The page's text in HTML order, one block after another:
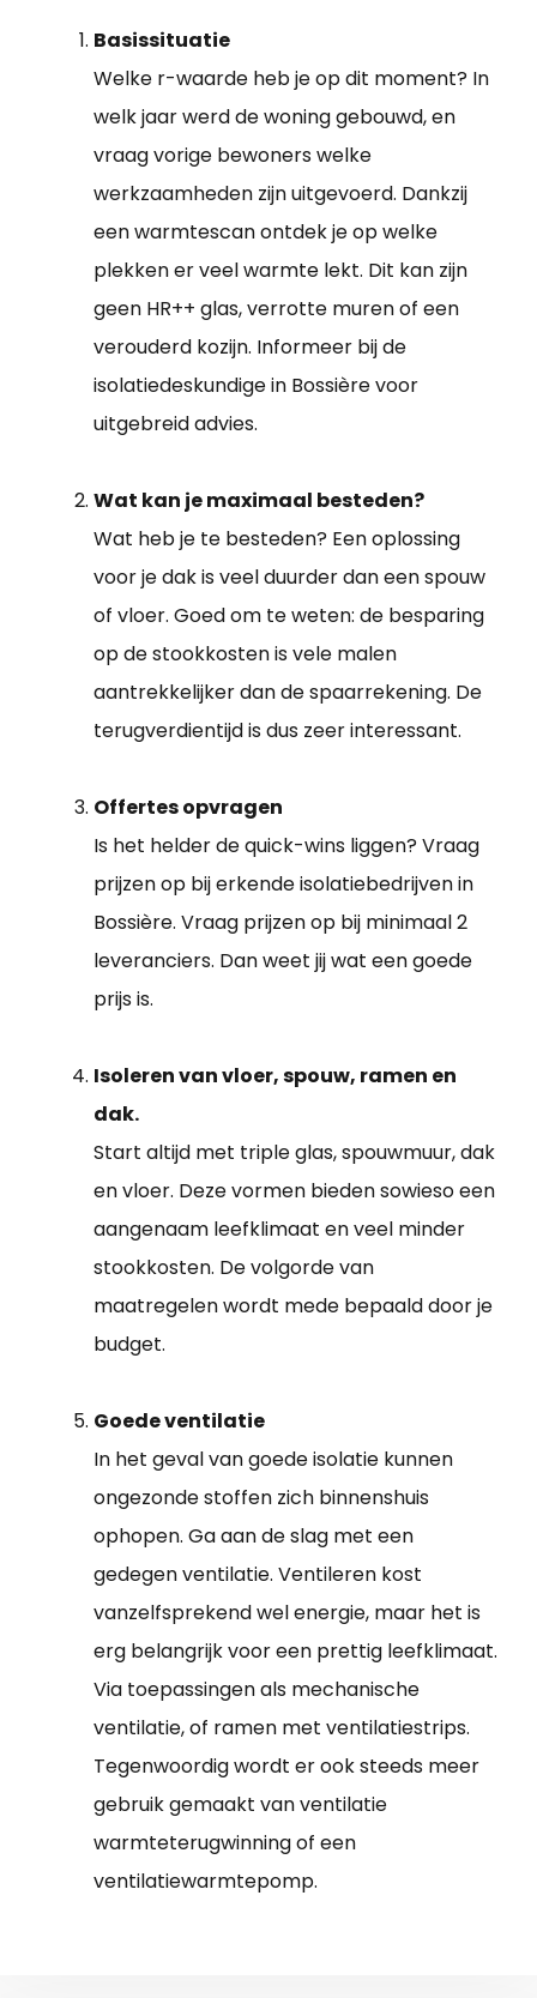
Basissituatie
Welke r-waarde heb je op dit moment? In
welk jaar werd de woning gebouwd, en
vraag vorige bewoners welke
werkzaamheden zijn uitgevoerd. Dankzij
een warmtescan ontdek je op welke
plekken er veel warmte lekt. Dit kan zijn
geen HR++ glas, verrotte muren of een
verouderd kozijn. Informeer bij de
isolatiedeskundige in Bossière voor
uitgebreid advies.
Wat kan je maximaal besteden?
Wat heb je te besteden? Een oplossing
voor je dak is veel duurder dan een spouw
of vloer. Goed om te weten: de besparing
op de stookkosten is vele malen
aantrekkelijker dan de spaarrekening. De
terugverdientijd is dus zeer interessant.
Offertes opvragen
Is het helder de quick-wins liggen? Vraag
prijzen op bij erkende isolatiebedrijven in
Bossière. Vraag prijzen op bij minimaal 2
leveranciers. Dan weet jij wat een goede
prijs is.
Isoleren van vloer, spouw, ramen en
dak.
Start altijd met triple glas, spouwmuur, dak
en vloer. Deze vormen bieden sowieso een
aangenaam leefklimaat en veel minder
stookkosten. De volgorde van
maatregelen wordt mede bepaald door je
budget.
Goede ventilatie
In het geval van goede isolatie kunnen
ongezonde stoffen zich binnenshuis
ophopen. Ga aan de slag met een
gedegen ventilatie. Ventileren kost
vanzelfsprekend wel energie, maar het is
erg belangrijk voor een prettig leefklimaat.
Via toepassingen als mechanische
ventilatie, of ramen met ventilatiestrips.
Tegenwoordig wordt er ook steeds meer
gebruik gemaakt van ventilatie
warmteterugwinning of een
ventilatiewarmtepomp.